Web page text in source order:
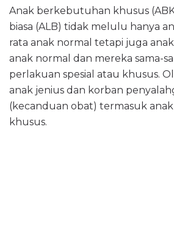
Anak berkebutuhan khusus
biasa (ALB) tidak melulu hanya
rata anak normal tetapi juga
anak normal dan mereka sama-
perlakuan spesial atau khusus.
anak jenius dan korban
(kecanduan obat) termasuk
khusus.